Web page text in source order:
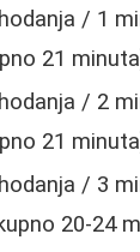
/ 1
21
/ 2
21
/ 3
20-24